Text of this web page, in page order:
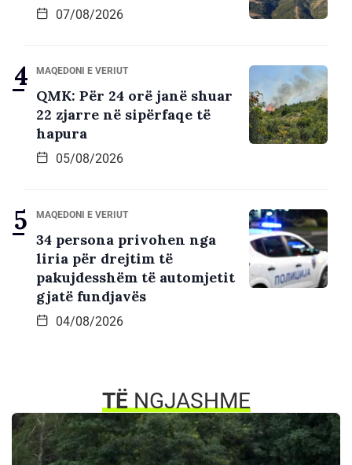
07/08/2026
MAQEDONI E VERIUT
QMK: Për 24 orë janë shuar
22 zjarre në sipërfaqe të
hapura
05/08/2026
MAQEDONI E VERIUT
34 persona privohen nga
liria për drejtim të
pakujdesshëm të automjetit
gjatë fundjavës
04/08/2026
TËNGJASHME